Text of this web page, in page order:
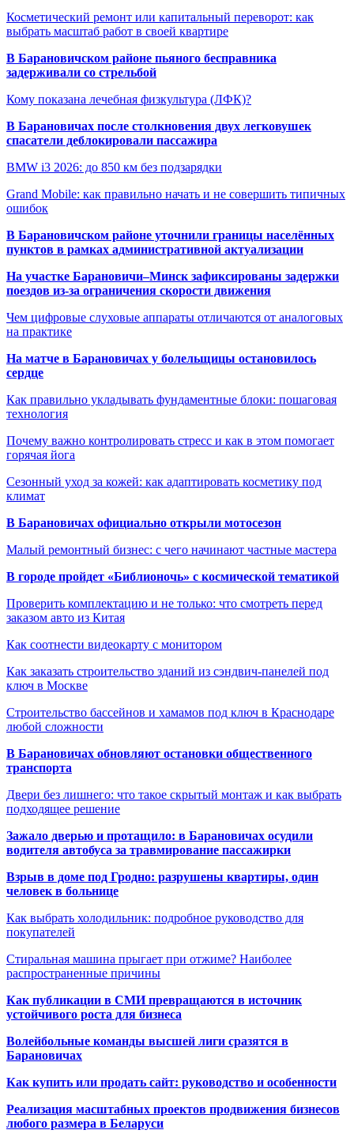
Косметический ремонт или капитальный переворот: как
выбрать масштаб работ в своей квартире
В Барановичском районе пьяного бесправника
задерживали со стрельбой
Кому показана лечебная физкультура (ЛФК)?
В Барановичах после столкновения двух легковушек
спасатели деблокировали пассажира
BMW i3 2026: до 850 км без подзарядки
Grand Mobile: как правильно начать и не совершить типичных
ошибок
В Барановичском районе уточнили границы населённых
пунктов в рамках административной актуализации
На участке Барановичи–Минск зафиксированы задержки
поездов из-за ограничения скорости движения
Чем цифровые слуховые аппараты отличаются от аналоговых
на практике
На матче в Барановичах у болельщицы остановилось
сердце
Как правильно укладывать фундаментные блоки: пошаговая
технология
Почему важно контролировать стресс и как в этом помогает
горячая йога
Сезонный уход за кожей: как адаптировать косметику под
климат
В Барановичах официально открыли мотосезон
Малый ремонтный бизнес: с чего начинают частные мастера
В городе пройдет «Библионочь» с космической тематикой
Проверить комплектацию и не только: что смотреть перед
заказом авто из Китая
Как соотнести видеокарту с монитором
Как заказать строительство зданий из сэндвич-панелей под
ключ в Москве
Строительство бассейнов и хамамов под ключ в Краснодаре
любой сложности
В Барановичах обновляют остановки общественного
транспорта
Двери без лишнего: что такое скрытый монтаж и как выбрать
подходящее решение
Зажало дверью и протащило: в Барановичах осудили
водителя автобуса за травмирование пассажирки
Взрыв в доме под Гродно: разрушены квартиры, один
человек в больнице
Как выбрать холодильник: подробное руководство для
покупателей
Стиральная машина прыгает при отжиме? Наиболее
распространенные причины
Как публикации в СМИ превращаются в источник
устойчивого роста для бизнеса
Волейбольные команды высшей лиги сразятся в
Барановичах
Как купить или продать сайт: руководство и особенности
Реализация масштабных проектов продвижения бизнесов
любого размера в Беларуси